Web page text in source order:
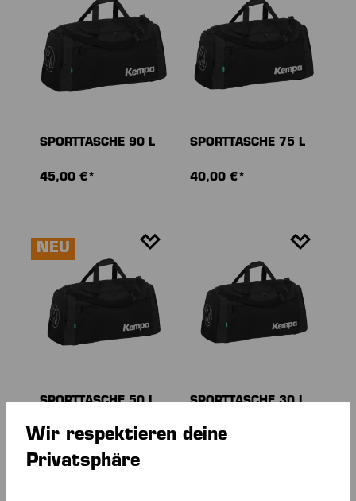
SPORTTASCHE 90 L
45,00 €*
SPORTTASCHE 75 L
40,00 €*
NEU
SPORTTASCHE 50 L
35,00 €*
SPORTTASCHE 30 L
30,00 €*
Wir respektieren deine
Privatsphäre